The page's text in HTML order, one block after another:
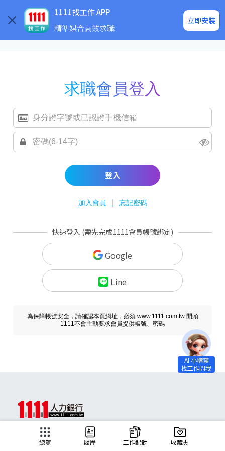
1111找工作 APP
精準媒合高效求職
立即安裝
企業求才
求職會員登入
登入
加入會員 | 忘記密碼
快速登入 (需先完成1111會員帳號綁定)
Google
Line
為保障帳號安全，請確認本頁網址，必須 www.1111.com.tw 開頭
1111不會主動要求會員提供帳號、密碼
總覽 履歷 工作配對 收藏夾